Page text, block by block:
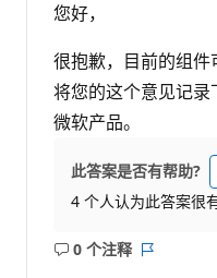
您好，
很抱歉，目前的组
将您的这个意见记
微软产品。
此答案是否有帮助?
4 个人认为此答案很
0 个注释
无